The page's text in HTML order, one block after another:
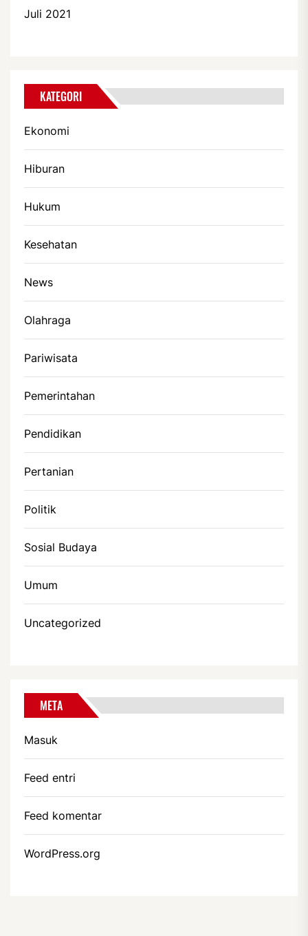
Juli 2021
KATEGORI
Ekonomi
Hiburan
Hukum
Kesehatan
News
Olahraga
Pariwisata
Pemerintahan
Pendidikan
Pertanian
Politik
Sosial Budaya
Umum
Uncategorized
META
Masuk
Feed entri
Feed komentar
WordPress.org